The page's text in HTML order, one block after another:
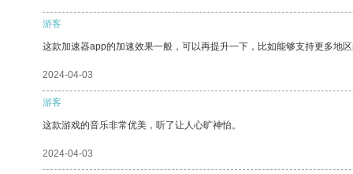
游客
这款加速器app的加速效果一般，可以再提升一下，比如能够支持更多地区
2024-04-03
游客
这款游戏的音乐非常优美，听了让人心旷神怡。
2024-04-03